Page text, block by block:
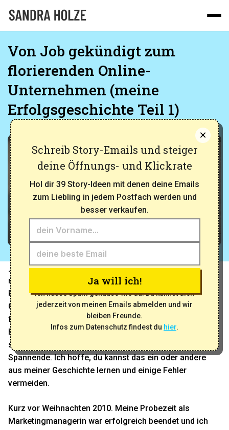
ÜBER MICH
BLOG
PODCAST
Von Job gekündigt zum
florierenden Online-
Unternehmen (meine
Erfolgsgeschichte Teil 1)
_In dieser 2-teiligen Serie lass ich dich erstmals hinter
meine Kulissen blicken und zeige dir meinen Weg von
kläglichen Freelancer-Jobs zu einem florierendem
Online-Unternehmen._Meine Entwicklung von einer
frustrierten Angestellten, die spontan ihren Job kündigt,
hin zu einer glücklichen Unternehmerin, die
selbstbestimmt und ortsunabhängig arbeitet, war eine
Spannende. Ich hoffe, du kannst das ein oder andere
aus meiner Geschichte lernen und einige Fehler
vermeiden.
Kurz vor Weihnachten 2010. Meine Probezeit als
Marketingmanagerin war erfolgreich beendet und ich
×
Schreib Story-Emails und steiger
deine Öffnungs- und Klickrate
Hol dir 39 Story-Ideen mit denen deine Emails
zum Liebling in jedem Postfach werden und
besser verkaufen.
Ja will ich!
Ich hasse Spam genauso wie du. Du kannst dich
jederzeit von meinen Emails abmelden und wir
bleiben Freunde.
Infos zum Datenschutz findest du hier.